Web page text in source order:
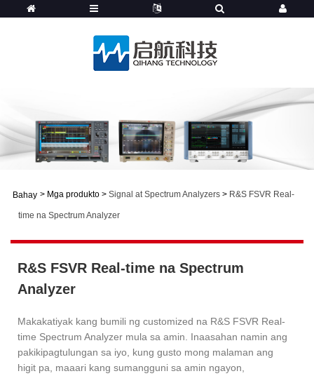
Bahay > Mga produkto > Signal at Spectrum Analyzers > R&S FSVR Real-
time na Spectrum Analyzer
R&S FSVR Real-time na Spectrum
Analyzer
Makakatiyak kang bumili ng customized na R&S FSVR Real-
time Spectrum Analyzer mula sa amin. Inaasahan namin ang
pakikipagtulungan sa iyo, kung gusto mong malaman ang
higit pa, maaari kang sumangguni sa amin ngayon,